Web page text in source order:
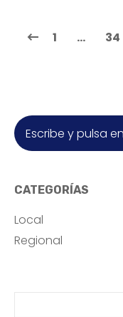
1 … 34
Buscar:
CATEGORÍAS
Local
Regional